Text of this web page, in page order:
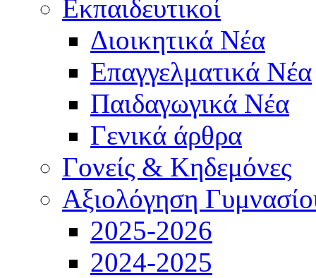
Εκπαιδευτικοί
Διοικητικά Νέα
Επαγγελματικά Νέα
Παιδαγωγικά Νέα
Γενικά άρθρα
Γονείς & Κηδεμόνες
Αξιολόγηση
2025-2026
2024-2025